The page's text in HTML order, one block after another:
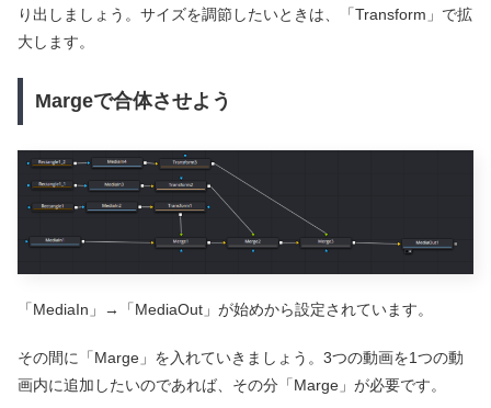
り出しましょう。サイズを調節したいときは、「Transform」で拡
大します。
Margeで合体させよう
「MediaIn」→「MediaOut」が始めから設定されています。
その間に「Marge」を入れていきましょう。3つの動画を1つの動
画内に追加したいのであれば、その分「Marge」が必要です。